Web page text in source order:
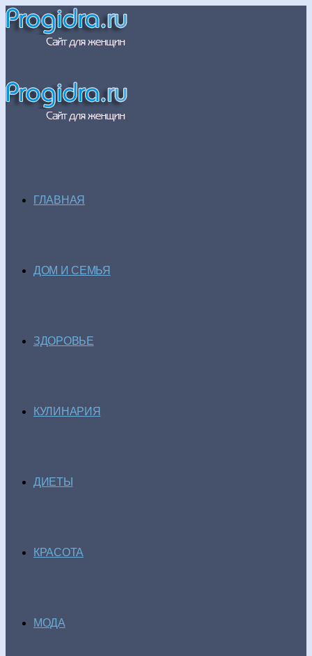
ГЛАВНАЯ
ДОМ И СЕМЬЯ
ЗДОРОВЬЕ
КУЛИНАРИЯ
ДИЕТЫ
КРАСОТА
МОДА